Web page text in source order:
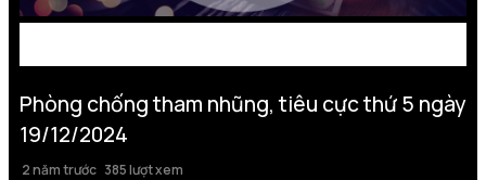
Phòng chống tham nhũng, tiêu cực thứ 5 ngày
19/12/2024
2 năm trước 385 lượt xem